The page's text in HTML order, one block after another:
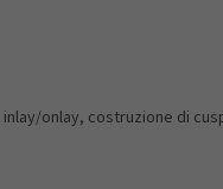
onlay, costruzione di